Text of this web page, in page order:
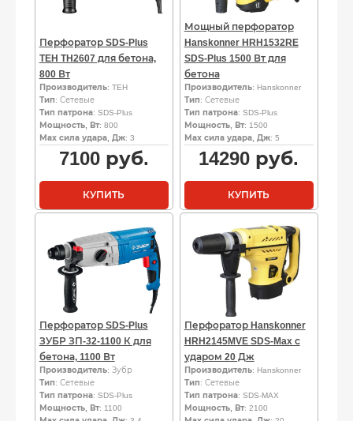
Перфоратор SDS-Plus
TEH TH2607 для бетона,
800 Вт
Производитель: TEH
Тип: Сетевые
Тип патрона: SDS-Plus
Мощность, Вт: 800
Мах сила удара, Дж: 3
7100руб.
КУПИТЬ
Мощный перфоратор
Hanskonner HRH1532RE
SDS-Plus 1500 Вт для
бетона
Производитель: Hanskonner
Тип: Сетевые
Тип патрона: SDS-Plus
Мощность, Вт: 1500
Мах сила удара, Дж: 5
14290 руб.
КУПИТЬ
Перфоратор SDS-Plus
ЗУБР ЗП-32-1100 К для
бетона, 1100 Вт
Производитель: Зубр
Тип: Сетевые
Тип патрона: SDS-Plus
Мощность, Вт: 1100
Перфоратор Hanskonner
HRH2145MVE SDS-Max с
ударом 20 Дж
Производитель: Hanskonner
Тип: Сетевые
Тип патрона: SDS-MAX
Мощность, Вт: 2100